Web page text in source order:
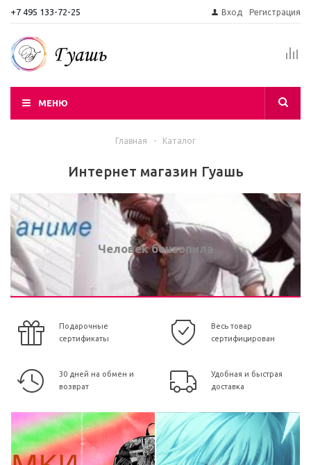
+7 495 133-72-25 Вход Регистрация
МЕНЮ
Главная - Каталог
Интернет магазин Гуашь
Человек бензопила
Подарочные
сертификаты
Весь товар
сертифицирован
30 дней на обмен и
возврат
Удобная и быстрая
доставка